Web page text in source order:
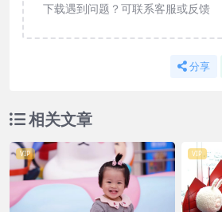
下载遇到问题？可联系客服或反馈
分享
相关文章
VIP VIP